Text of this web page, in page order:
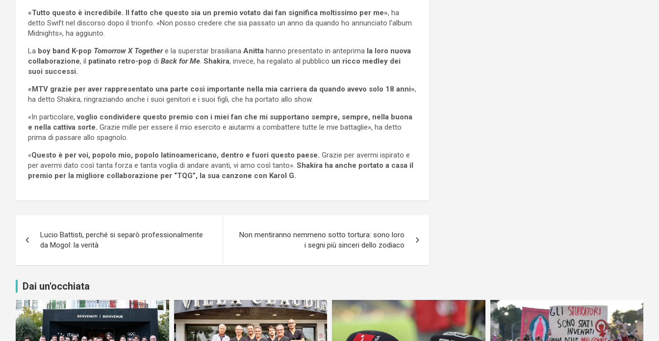
«Tutto questo è incredibile. Il fatto che questo sia un premio votato dai fan significa moltissimo per me», ha
detto Swift nel discorso dopo il trionfo. «Non posso credere che sia passato un anno da quando ho annunciato l’album
Midnights», ha aggiunto.
La boy band K-pop Tomorrow X Togethere la superstar brasiliana Anitta hanno presentato in anteprima la loro nuova
collaborazione, il patinato retro-pop di Back for Me Shakira, invece, ha regalato al pubblico un ricco medley dei
suoi successi.
«MTV grazie per aver rappresentato una parte così importante nella mia carriera da quando avevo solo 18 anni»,
ha detto Shakira, ringraziando anche i suoi genitori e i suoi figli, che ha portato allo show.
«In particolare,voglio condividere questo premio con i miei fan che mi supportano sempre, sempre, nella buona
e nella cattiva sorte. Grazie mille per essere il mio esercito e aiutarmi a combattere tutte le mie battaglie», ha detto
prima di passare allo spagnolo.
«Questo è per voi, popolo mio, popolo latinoamericano, dentro e fuori questo paese. Grazie per avermi ispirato e
per avermi dato così tanta forza e tanta voglia di andare avanti, vi amo così tanto». Shakira ha anche portato a casa il
premio per la migliore collaborazione per “TQG”, la sua canzone con Karol G.
articoli
Lucio Battisti, perché si separò professionalmente
da Mogol: la verità
Non mentiranno nemmeno sotto tortura: sono loro
i segni più sinceri dello zodiaco
Dai un'occhiata